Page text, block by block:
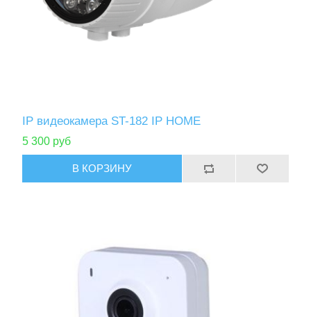
IP видеокамера ST-182 IP HOME
5 300 руб